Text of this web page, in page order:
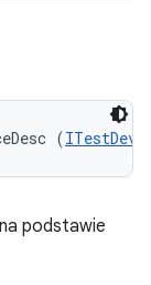
(
podstawie